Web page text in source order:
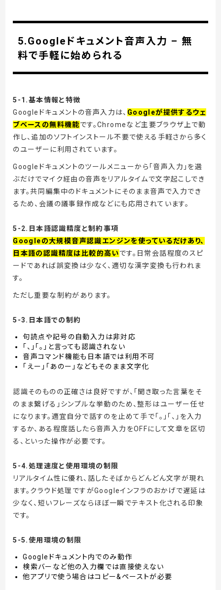
5.Googleドキュメント音声入力 – 無
料で手軽に始められる
5-1.基本情報と特徴
Googleドキュメントの音声入力は、 Googleが提供するウェ
ブベースの無料機能です。Chromeなど主要ブラウザ上で動
作し、追加のソフトインストール不要で使える手軽さから多く
のユーザーに利用されています。
Googleドキュメントのツールメニューから「音声入力」を選
ぶだけでマイク経由の音声をリアルタイムで文字起こしでき
ます。共同編集中のドキュメントにそのまま音声で入力でき
るため、会議の議事録作成などにも応用されています。
5-2.日本語認識精度と制約事項
Googleの大規模音声認識エンジンを使っているだけあり、
日本語の認識精度は比較的高いです。日常会話程度のスピ
ードであれば誤変換は少なく、適切な漢字変換も行われま
す。
ただし重要な制約があります。
5-3.日本語での制約
句読点や記号の自動入力は非対応
「、」「。」と言っても認識されない
音声コマンド機能も日本語では利用不可
「えー」「あのー」などもそのまま文字化
認識そのものの正確さは良好ですが、「聞き取った言葉をそ
のまま繋げる」シンプルな挙動のため、整形はユーザー任せ
になります。適宜自分で話すのを止めて手で「。」「、」を入力
するか、ある程度話したら音声入力をOFFにして文章を区切
る、といった操作が必要です。
5-4.処理速度と使用環境の制限
リアルタイム性に優れ、話したそばからどんどん文字が現れ
ます。クラウド処理ですがGoogleインフラのおかげで遅延は
少なく、短いフレーズならほぼ一瞬でテキスト化される印象
です。
5-5.使用環境の制限
Googleドキュメント内でのみ動作
検索バーなど他の入力欄では直接使えない
他アプリで使う場合はコピー&ペーストが必要